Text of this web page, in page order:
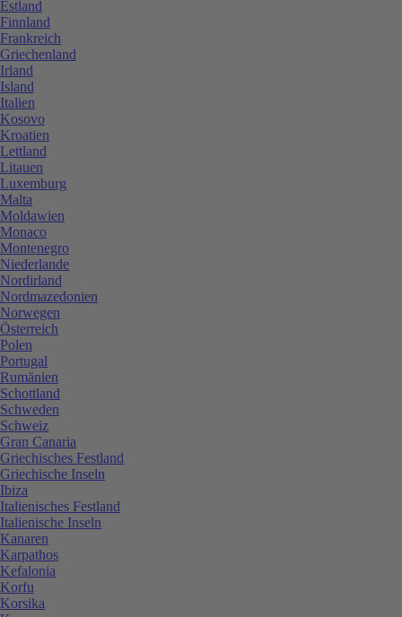
Estland
Finnland
Frankreich
Griechenland
Irland
Island
Italien
Kosovo
Kroatien
Lettland
Litauen
Luxemburg
Malta
Moldawien
Monaco
Montenegro
Niederlande
Nordirland
Nordmazedonien
Norwegen
Österreich
Polen
Portugal
Rumänien
Schottland
Schweden
Schweiz
Gran Canaria
Griechisches Festland
Griechische Inseln
Ibiza
Italienisches Festland
Italienische Inseln
Kanaren
Karpathos
Kefalonia
Korfu
Korsika